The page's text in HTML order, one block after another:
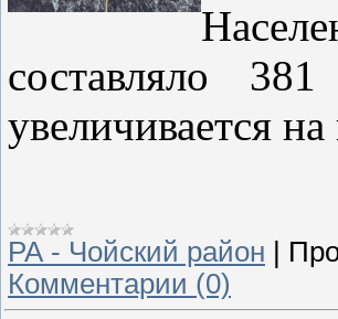
составляло
увеличивается
РА - Чойский район |
Комментарии (0)